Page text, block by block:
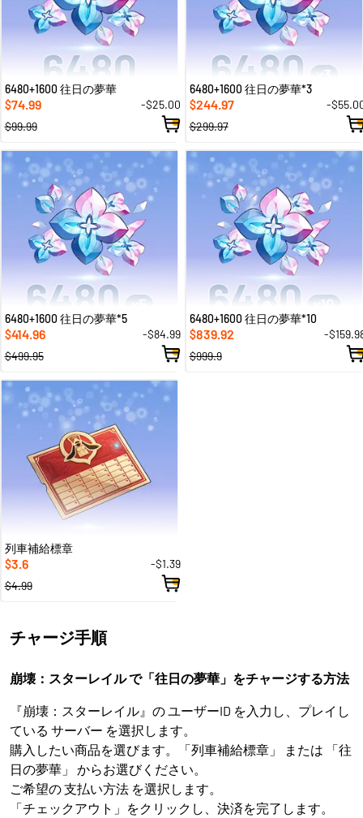
6480+1600 往日の夢華
$74.99
-$25.00
$99.99
6480+1600 往日の夢華*3
$244.97
-
$299.97
6480+1600 往日の夢華*5
$414.96
-$84.99
$499.95
6480+1600 往日の夢華*10
$839.92
-
$999.9
列車補給標章
$3.6
-$1.39
$4.99
チャージ手順
崩壊：スターレイル で「往日の夢華」をチャージする方法
『崩壊：スターレイル』の ユーザーID を入力し、プレイし
ている サーバー を選択します。
購入したい商品を選びます。「列車補給標章」 または 「往
日の夢華」 からお選びください。
ご希望の 支払い方法 を選択します。
「チェックアウト」をクリックし、決済を完了します。